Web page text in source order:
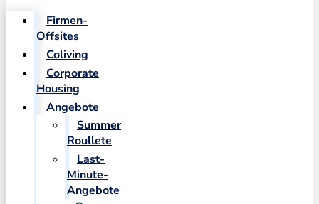
Firmen-
Offsites
Coliving
Corporate
Housing
Angebote
Summer
Roullete
Last-
Minute-
Angebote